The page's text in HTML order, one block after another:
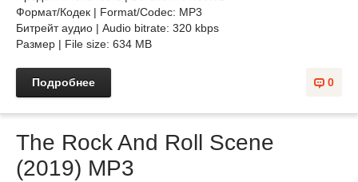
Формат/Кодек | Format/Codec: MP3
Битрейт аудио | Audio bitrate: 320 kbps
Размер | File size: 634 MB
0
Подробнее
The Rock And Roll Scene
(2019) MP3